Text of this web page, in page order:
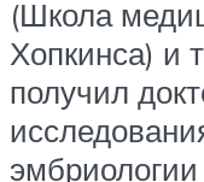
(Школа
Хопкинса) и
получил